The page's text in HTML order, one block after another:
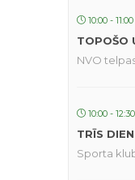
10:00 - 11:00
TOPOŠO
NVO
10:00 - 12:30
TRĪS
Sporta